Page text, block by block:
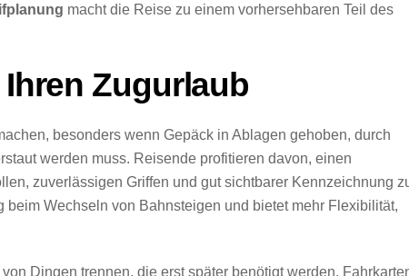
macht die Reise zu einem vorhersehbaren Teil des
Zugurlaub
besonders wenn Gepäck in Ablagen gehoben, durch
werden muss. Reisende profitieren davon, einen
zuverlässigen Griffen und gut sichtbarer Kennzeichnung
beim Wechseln von Bahnsteigen und bietet mehr Flexibilität,
von Dingen trennen, die erst später benötigt werden.